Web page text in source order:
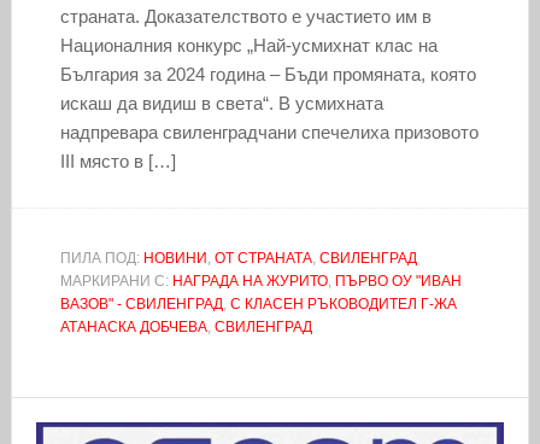
страната. Доказателството е участието им в
Националния конкурс „Най-усмихнат клас на
България за 2024 година – Бъди промяната, която
искаш да видиш в света“. В усмихната
надпревара свиленградчани спечелиха призовото
III място в […]
ПИЛА ПОД: НОВИНИ , ОТ СТРАНАТА, СВИЛЕНГРАД
МАРКИРАНИ С: НАГРАДА НА ЖУРИТО, ПЪРВО ОУ "ИВАН
ВАЗОВ" - СВИЛЕНГРАД, С КЛАСЕН РЪКОВОДИТЕЛ Г-ЖА
АТАНАСКА ДОБЧЕВА, СВИЛЕНГРАД